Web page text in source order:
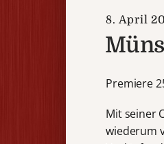
8. April
Premiere
Mit seiner
wiederum